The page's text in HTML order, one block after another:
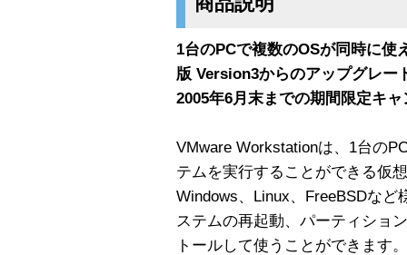
1台のPCで複数のOSが同時に
版 Version3からのアップグレー
2005年6月末までの期間限定キ
VMware Workstationは、1台の
テムを実行することができる仮
Windows、Linux、FreeBSDな
ステムの再起動、パーティショ
トールして使うことができます。